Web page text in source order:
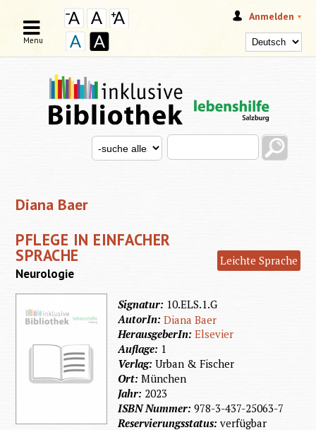
Anmelden
SUCHFORMULAR
Search this site
Search for
Menu
Diana Baer
PFLEGE IN EINFACHER
SPRACHE Leichte Sprache
Neurologie
Signatur: 10.ELS.1.G
AutorIn:Diana Baer
HerausgeberIn:Elsevier
Auflage: 1
Verlag:Urban & Fischer
Ort:München
Jahr: 2023
ISBN Nummer:978-3-437-25063-7
Reservierungsstatus:verfügbar